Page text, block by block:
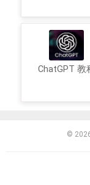
ChatGPT 教
©